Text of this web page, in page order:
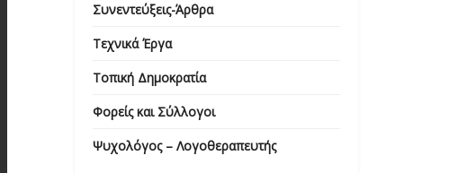
Συνεντεύξεις-Άρθρα
Τεχνικά Έργα
Τοπική Δημοκρατία
Φορείς και Σύλλογοι
Ψυχολόγος – Λογοθεραπευτής